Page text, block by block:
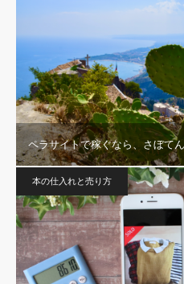
ペラサイトで稼ぐなら、さぼて
本の仕入れと売り方